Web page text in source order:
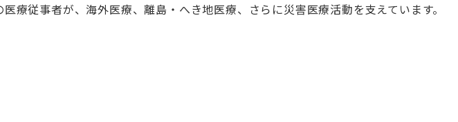
従事者が、海外医療、離島・へき地医療、さらに災害医療活動を支えています。